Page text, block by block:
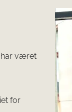
har været
for